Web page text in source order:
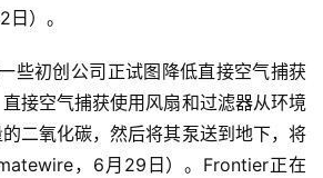
）。
些初创公司正试图降低直接空气捕获
接空气捕获使用风扇和过滤器从环境
二氧化碳，然后将其泵送到地下，将
，6月29日）。Frontier正在